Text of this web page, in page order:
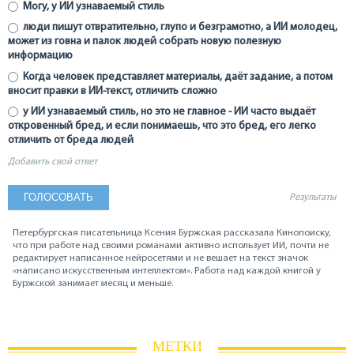
Могу, у ИИ узнаваемый стиль
люди пишут отвратительно, глупо и безграмотно, а ИИ молодец,
может из говна и палок людей собрать новую полезную
информацию
Когда человек представляет материалы, даёт задание, а потом
вносит правки в ИИ-текст, отличить сложно
у ИИ узнаваемый стиль, но это не главное - ИИ часто выдаёт
откровенный бред, и если понимаешь, что это бред, его легко
отличить от бреда людей
Добавить свой ответ
Результаты
Петербургская писательница Ксения Буржская рассказала Кинопоиску,
что при работе над своими романами активно использует ИИ, почти не
редактирует написанное нейросетями и не вешает на текст значок
«написано искусственным интеллектом». Работа над каждой книгой у
Буржской занимает месяц и меньше.
МЕТКИ